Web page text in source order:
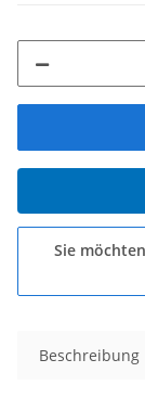
Sie
Beschreibung